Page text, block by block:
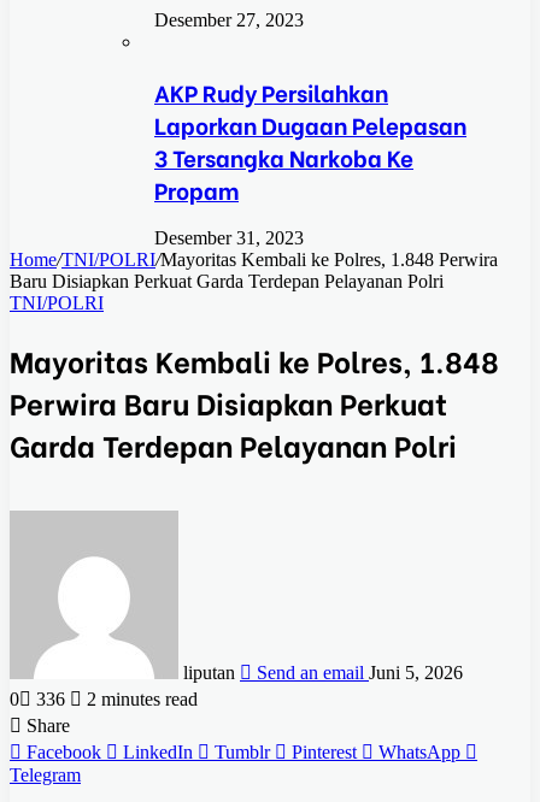
Desember 27, 2023
AKP Rudy Persilahkan
Laporkan Dugaan Pelepasan
3 Tersangka Narkoba Ke
Propam
Desember 31, 2023
Home/TNI/POLRI/Mayoritas Kembali ke Polres, 1.848 Perwira
Baru Disiapkan Perkuat Garda Terdepan Pelayanan Polri
TNI/POLRI
Mayoritas Kembali ke Polres, 1.848
Perwira Baru Disiapkan Perkuat
Garda Terdepan Pelayanan Polri
liputan Send an email Juni 5, 2026
0
336
2 minutes read
Share
Facebook
LinkedIn Tumblr Pinterest
WhatsApp
Telegram